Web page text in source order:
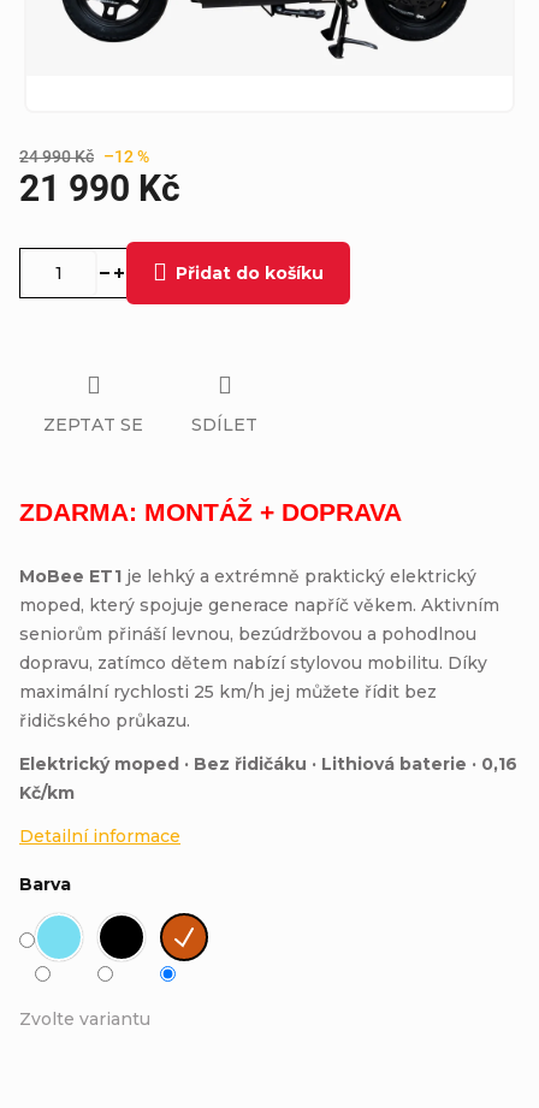
24 990 Kč –12 %
21 990 Kč
Zvolte variantu
Barva
Přidat do košíku
ZDARMA: MONTÁŽ + DOPRAVA
MoBee ET1 je lehký a extrémně praktický elektrický
moped, který spojuje generace napříč věkem. Aktivním
seniorům přináší levnou, bezúdržbovou a pohodlnou
dopravu, zatímco dětem nabízí stylovou mobilitu. Díky
maximální rychlosti 25 km/h jej můžete řídit bez
řidičského průkazu.
Elektrický moped · Bez řidičáku · Lithiová baterie · 0,16
Kč/km
Detailní informace
ZEPTAT SE SDÍLET